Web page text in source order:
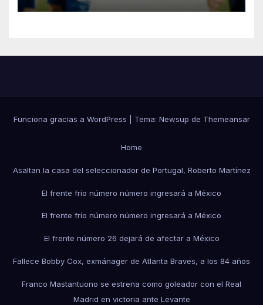
Funciona gracias a WordPress Tema: Newsup de Themeansar
Home
Asaltan la casa del seleccionador de Portugal, Roberto Martínez
El frente frío número número ingresará a México
El frente frío número número ingresará a México
El frente número 26 dejará de afectar a México
Fallece Bobby Cox, exmánager de Atlanta Braves, a los 84 años
Franco Mastantuono se estrena como goleador con el Real
Madrid en victoria ante Levante